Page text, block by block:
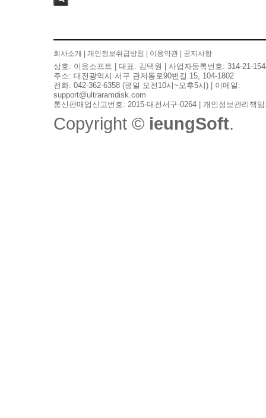
회사소개 개인정보취급방침 이용약관 공지사항
상호: 이응소프트 | 대표: 김택원 | 사업자등록번호: 314-21-
주소: 대전광역시 서구 관저동로90번길 15, 104-1802
전화: 042-362-6358 (평일 오전10시~오후5시) | 이메일:
support@ultraramdisk.com
통신판매업신고번호: 2015-대전서구-0264 | 개인정보관리책
Copyright © ieungSoft.